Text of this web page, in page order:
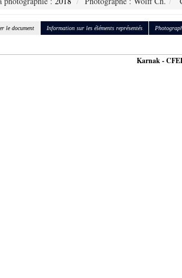
le document Information sur les éléments représentés